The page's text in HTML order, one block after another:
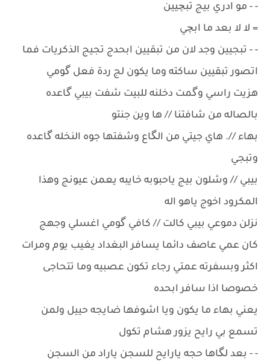
- - مو ادري بيج تبچيين
= لا لا بعد ما ابچي
- - تبجيين وجد لان من تبقيين ابحدج تجيج الذكريات فما
اتصور تبقيين ساكته وما يكون لج ردة فعل گومي
هزيت راسي وگمت دخلنه للبيت شفت بيبي گاعده
بالصاله من شافتنا // ها وين جنتو
بهاء //. هاي جيتي من الگاع وشفتها جوه النخله گاعده
وتبجي
بيبي // وشلون بيج ياحبوبه خايبه يعمن عيونج وهذا
المكرود اخوج ياهو اله
نزلن دموعي بيبي كالت // كافي گومي اغسلي وجهج
كان عمي عاصف دائما يسافر البغداد يغيب يوم ومرات
اكثر وبسفرته عمتي رجاء تكون عصبيه وما تتحاجى
خصوصا اذا سافر ابحده
يعني بهاء ما يكون ويا اشوفها ضايجه حييل ولمن
تسمع بي رايح يزور هشام تكول
- - بعد لگاها حجه يارايح للسجن ياراد من السجن